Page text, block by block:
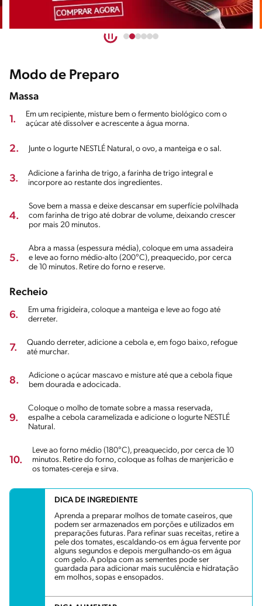
Modo de Preparo
Massa
1.
Em um recipiente, misture bem o fermento biológico com o
açúcar até dissolver e acrescente a água morna.
2. Junte o Iogurte NESTLÉ Natural, o ovo, a manteiga e o sal.
3.
Adicione a farinha de trigo, a farinha de trigo integral e
incorpore ao restante dos ingredientes.
4.
Sove bem a massa e deixe descansar em superfície polvilhada
com farinha de trigo até dobrar de volume, deixando crescer
por mais 20 minutos.
5.
Abra a massa (espessura média), coloque em uma assadeira
e leve ao forno médio-alto (200°C), preaquecido, por cerca
de 10 minutos. Retire do forno e reserve.
Recheio
6.
Em uma frigideira, coloque a manteiga e leve ao fogo até
derreter.
7.
Quando derreter, adicione a cebola e, em fogo baixo, refogue
até murchar.
8.
Adicione o açúcar mascavo e misture até que a cebola fique
bem dourada e adocicada.
9.
Coloque o molho de tomate sobre a massa reservada,
espalhe a cebola caramelizada e adicione o Iogurte NESTLÉ
Natural.
10.
Leve ao forno médio (180°C), preaquecido, por cerca de 10
minutos. Retire do forno, coloque as folhas de manjericão e
os tomates-cereja e sirva.
DICA DE INGREDIENTE
Aprenda a preparar molhos de tomate caseiros, que
podem ser armazenados em porções e utilizados em
preparações futuras. Para refinar suas receitas, retire a
pele dos tomates, escaldando-os em água fervente por
alguns segundos e depois mergulhando-os em água
com gelo. A polpa com as sementes pode ser
guardada para adicionar mais suculência e hidratação
em molhos, sopas e ensopados.